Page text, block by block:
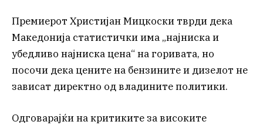
Премиерот Христијан Мицкоски тврди дека
Македонија статистички има „најниска и
убедливо најниска цена“ на горивата, но
посочи дека цените на бензините и дизелот не
зависат директно од владините политики.
Одговарајќи на критиките за високите